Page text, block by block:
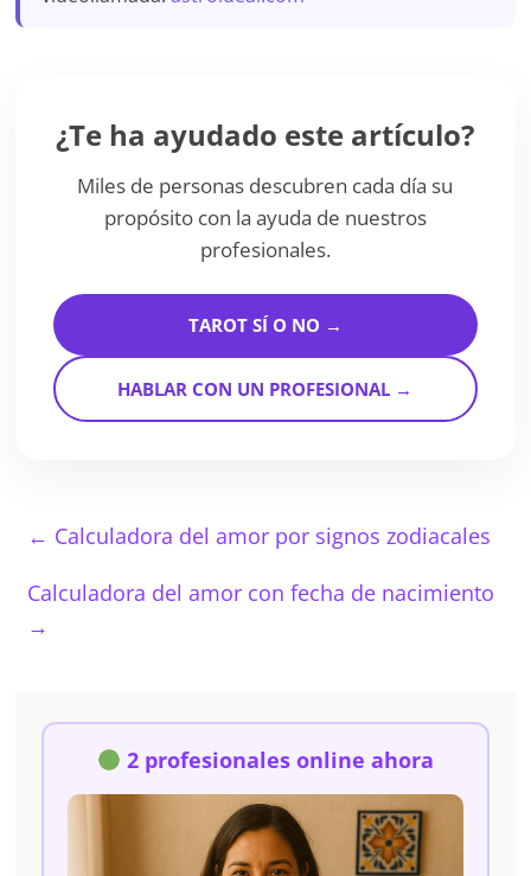
¿Te ha ayudado este artículo?
Miles de personas descubren cada día su
propósito con la ayuda de nuestros
profesionales.
TAROT SÍ O NO →
HABLAR CON UN PROFESIONAL →
← Calculadora del amor por signos zodiacales
Calculadora del amor con fecha de nacimiento
→
2 profesionales online ahora